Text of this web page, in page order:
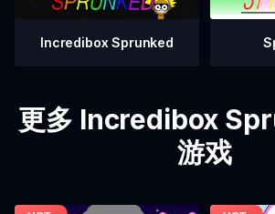
Incredibox Sprunked
更多 Incredibox
游戏